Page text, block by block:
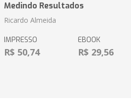
Medindo Resultados
Ricardo Almeida
IMPRESSO
R$ 50,74
EBOOK
R$ 29,56